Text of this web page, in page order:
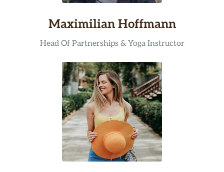
Maximilian Hoffmann
Head Of Partnerships & Yoga Instructor